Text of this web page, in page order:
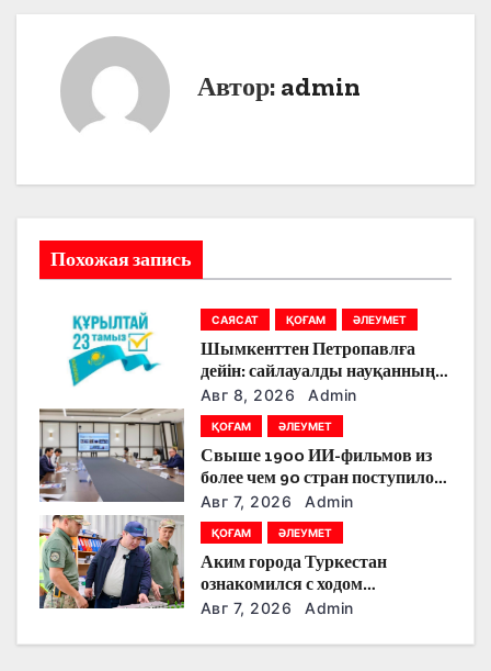
я
а
п
и
с
я
м
Автор: admin
Похожая запись
САЯСАТ ҚОҒАМ ӘЛЕУМЕТ
Шымкенттен Петропавлға
дейін: сайлауалды науқанның
кезекті күнінде партияларды
қандай тақырыптар
тоғыстырды
Авг 8, 2026 Admin
ҚОҒАМ ӘЛЕУМЕТ
Свыше 1900 ИИ-фильмов из
более чем 90 стран поступило
на Astana AI Film Festival
Авг 7, 2026 Admin
ҚОҒАМ ӘЛЕУМЕТ
Аким города Туркестан
ознакомился с ходом
строительства военного
Авг 7, 2026 Admin